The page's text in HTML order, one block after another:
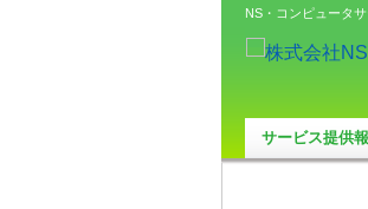
NS・コンピュータ
サービス提供